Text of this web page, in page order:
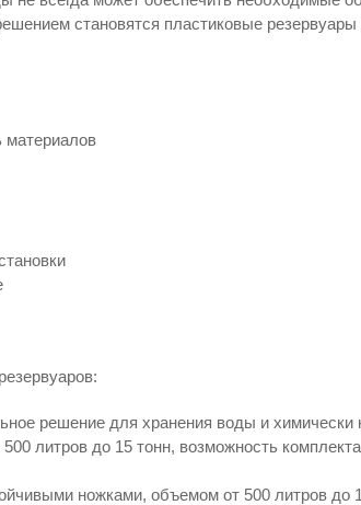
становятся пластиковые
материалов
решение для хранения воды и химически
литров до 15 тонн, возможность
ножками, объемом от 500 литров до